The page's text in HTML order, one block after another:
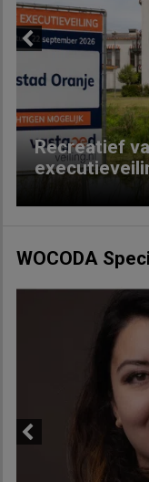
Recreatief
WOCODA